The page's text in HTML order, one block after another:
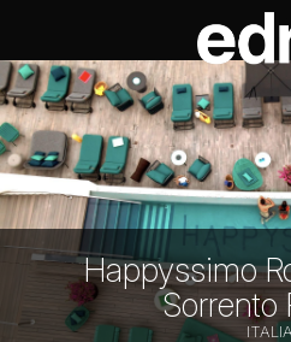
Happyssimo
Sorrento
ITALIA